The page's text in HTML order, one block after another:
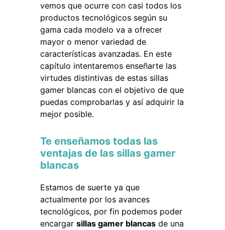
vemos que ocurre con casi todos los
productos tecnológicos según su
gama cada modelo va a ofrecer
mayor o menor variedad de
características avanzadas. En este
capítulo intentaremos enseñarte las
virtudes distintivas de estas sillas
gamer blancas con el objetivo de que
puedas comprobarlas y así adquirir la
mejor posible.
Te enseñamos todas las
ventajas de las sillas gamer
blancas
Estamos de suerte ya que
actualmente por los avances
tecnológicos, por fin podemos poder
encargar sillas gamer blancas de una